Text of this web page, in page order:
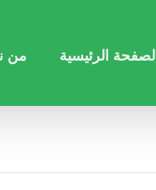
الصفحة الرئيسية من